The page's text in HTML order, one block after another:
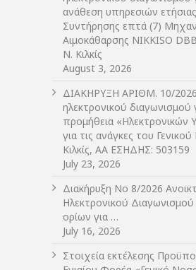
ανάθεση υπηρεσιών
Συντήρησης επτά (7)
Αιμοκάθαρσης NIKKISO
Ν. Κιλκίς
August 3, 2026
ΔIΑΚΗΡΥΞΗ ΑΡIΘΜ. 10/2026
ηλεκτρονικού διαγωνισμού
προμήθεια «Ηλεκτρονικών
για τις ανάγκες του
Κιλκίς, ΑΑ ΕΣΗΔΗΣ: 503159
July 23, 2026
Διακήρυξη Νο 8/2026
Ηλεκτρονικού
ορίων για …
July 16, 2026
Στοιχεία εκτέλεσης